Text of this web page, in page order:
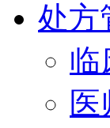
处方
临